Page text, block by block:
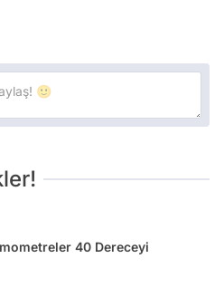
40 Dereceyi